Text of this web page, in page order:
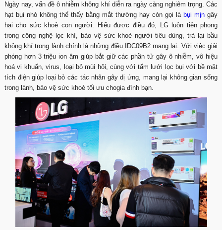
Ngày nay, vấn đề ô nhiễm không khí diễn ra ngày càng nghiêm trọng. Các
hạt bụi nhỏ không thể thấy bằng mắt thường hay còn gọi là bụi mịn gây
hại cho sức khoẻ con người. Hiểu được điều đó, LG luôn tiên phong
trong công nghệ lọc khí, bảo vệ sức khoẻ người tiêu dùng, trả lại bầu
không khí trong lành chính là những điều IDC09B2 mang lại. Với việc giải
phóng hơn 3 triệu ion âm giúp bắt giữ các phần tử gây ô nhiễm, vô hiệu
hoá vi khuẩn, virus, loại bỏ mùi hôi, cùng với tấm lưới lọc bụi với bề mặt
tích điện giúp loại bỏ các tác nhân gây dị ứng, mang lại không gian sống
trong lành, bảo vệ sức khoẻ tối ưu chogia đình bạn.